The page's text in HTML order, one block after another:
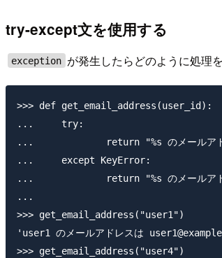
try-except文を使用する
exception が発生したらどのように処理
>>> def get_email_address(user_id):
...     try:
...             return "%s のメールアド
...     except KeyError:
...             return "%s のメールアドレ
...
>>> get_email_address("user1")
'user1 のメールアドレスは
>>> get_email_address("user4")